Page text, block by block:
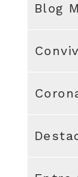
Blog